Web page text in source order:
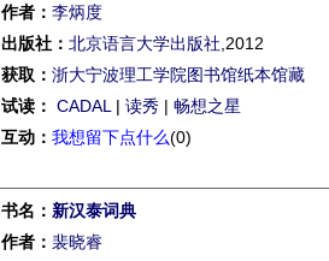
作者： 李炳度
出版社： 北京语言大学出版社 ,2012
获取： 浙大宁波理工学院图书馆纸本馆藏
试读： CADAL | 读秀 | 畅想之星
互动： 我想留下点什么(0)
书名： 新汉泰词典
作者： 裴晓睿